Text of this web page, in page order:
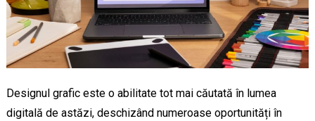
Designul grafic este o abilitate tot mai căutată în lumea
digitală de astăzi, deschizând numeroase oportunități în